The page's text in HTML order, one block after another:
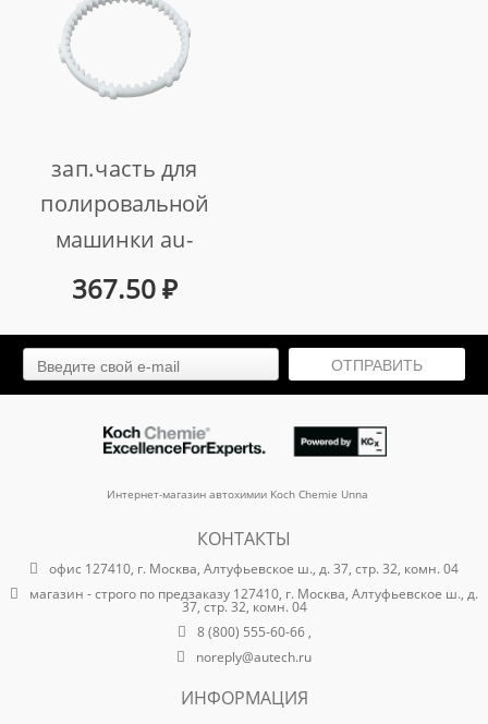
зап.часть для
полировальной
машинки au-
051251100 -
арт. au-
051251100/46
367.50₽
ОТПРАВИТЬ
Интернет-магазин автохимии Koch Chemie Unna
КОНТАКТЫ
офис 127410, г. Москва, Алтуфьевское ш., д. 37, стр. 32, комн. 04
магазин - строго по предзаказу 127410, г. Москва, Алтуфьевское ш., д.
37, стр. 32, комн. 04
8 (800) 555-60-66 ,
noreply@autech.ru
ИНФОРМАЦИЯ